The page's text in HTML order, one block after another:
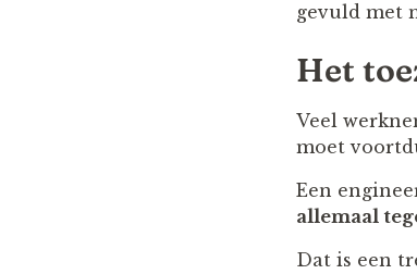
gevuld met
Het
Veel
moet
Een
allemaal
Dat is een